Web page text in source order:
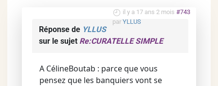
il y a 17 ans 2 mois #743
par YLLUS
Réponse de YLLUS
sur le sujet Re:CURATELLE SIMPLE
A CélineBoutab : parce que vous
pensez que les banquiers vont se